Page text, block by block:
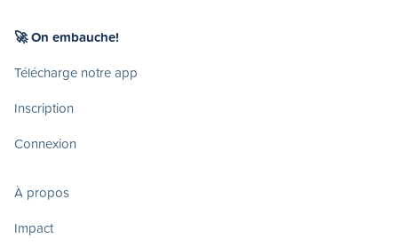
🚀 On embauche!
Télécharge notre app
Inscription
Connexion
À propos
Impact